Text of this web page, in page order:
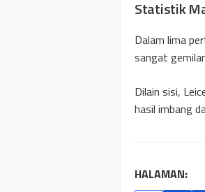
Statistik
Dalam lima
sangat
Dilain sisi,
hasil imbang
HALAMAN: